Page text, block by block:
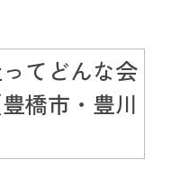
てどんな会
橋市・豊川